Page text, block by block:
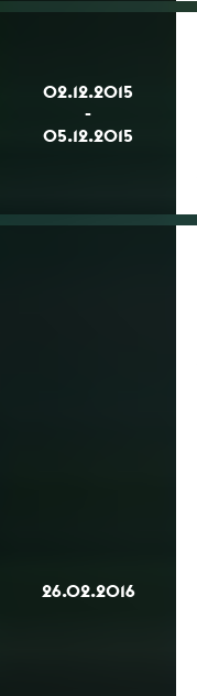
02.12.2015
-
05.12.2015
26.02.2016